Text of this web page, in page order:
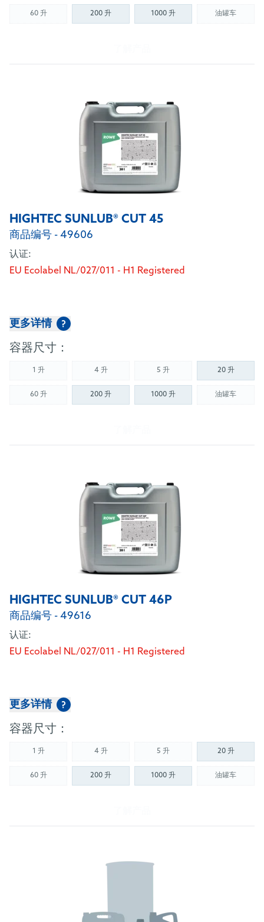
60 升(Not available) 200 升 1000 升 油罐车
(Not
HIGHTEC SUNLUB® CUT 45
商品编号 - 49606
认证:
EU Ecolabel NL/027/011 - H1 Registered
更多详情 ?
容器尺寸：
1 升(Not available) 4 升(Not available) 5 升(Not available) 20 升
60 升(Not available) 200 升 1000 升 油罐车
(Not
HIGHTEC SUNLUB® CUT 46P
商品编号 - 49616
认证:
EU Ecolabel NL/027/011 - H1 Registered
更多详情 ?
容器尺寸：
1 升(Not available) 4 升(Not available) 5 升(Not available) 20 升
60 升(Not available) 200 升 1000 升 油罐车
(Not